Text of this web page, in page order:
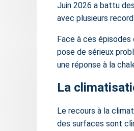
Juin 2026 a battu
avec plusieurs
Face à ces
pose de sérieux
une réponse à la
La
Le recours à la
des surfaces sont